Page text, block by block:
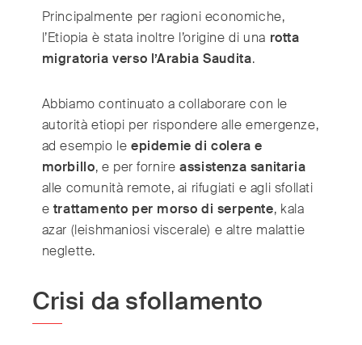
Principalmente per ragioni economiche,
l’Etiopia è stata inoltre l’origine di una rotta
migratoria verso l’Arabia Saudita.
Abbiamo continuato a collaborare con le
autorità etiopi per rispondere alle emergenze,
ad esempio leepidemie di colera e
morbillo, e per fornireassistenza sanitaria
alle comunità remote, ai rifugiati e agli sfollati
e trattamento per morso di serpente, kala
azar (leishmaniosi viscerale) e altre malattie
neglette.
Crisi da sfollamento
France (Français)
Germany (Deutsch)
Greece
Hong Kong (繁體中文)
India (English)
Ireland (English)
Italy (Italiano)
Japan (日本語)
Luxembourg (Français)
Mexico
Netherlands (Nederlands)
Norway (Norsk)